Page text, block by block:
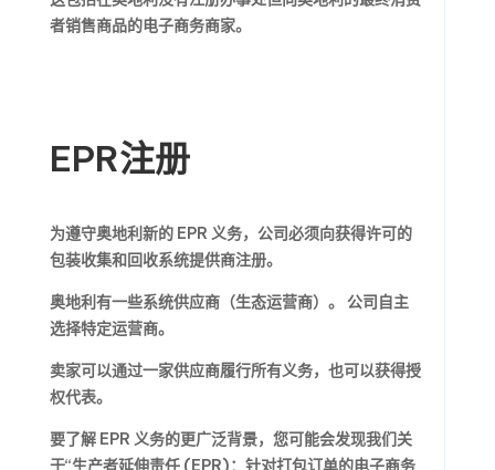
者销售商品的电子商务商家。
EPR注册
为遵守奥地利新的 EPR 义务，公司必须向获得许可的
包装收集和回收系统提供商注册。
奥地利有一些系统供应商（生态运营商）。 公司自主
选择特定运营商。
卖家可以通过一家供应商履行所有义务，也可以获得授
权代表。
要了解 EPR 义务的更广泛背景，您可能会发现我们关
于“生产者延伸责任 (EPR)：针对打包订单的电子商务